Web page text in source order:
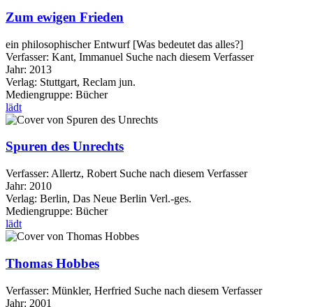
Zum ewigen Frieden
ein philosophischer Entwurf [Was bedeutet das alles?]
Verfasser: Kant, Immanuel Suche nach diesem Verfasser
Jahr: 2013
Verlag: Stuttgart, Reclam jun.
Mediengruppe: Bücher
lädt
Spuren des Unrechts
Verfasser: Allertz, Robert Suche nach diesem Verfasser
Jahr: 2010
Verlag: Berlin, Das Neue Berlin Verl.-ges.
Mediengruppe: Bücher
lädt
Thomas Hobbes
Verfasser: Münkler, Herfried Suche nach diesem Verfasser
Jahr: 2001